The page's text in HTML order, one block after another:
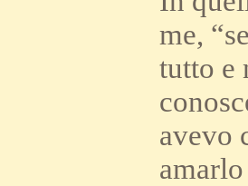
me,
tutto e
avevo